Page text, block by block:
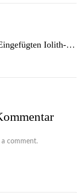
Ring Gehäkelt Aus Silberdraht Mit Eingefügten Iolith-Steinen
comment.